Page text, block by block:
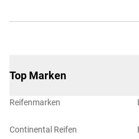
Top Marken
Reifenmarken
Continental Reifen